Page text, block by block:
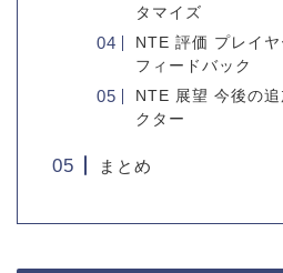
タマイズ
NTE 評価 プレイ
フィードバック
NTE 展望 今後の
クター
まとめ